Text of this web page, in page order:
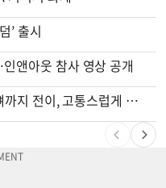
’ 출시
앤아웃 참사 영상 공개
바이든 암 투병 근황…“암이 뼈까지 전이, 고통스럽게 투병 중”